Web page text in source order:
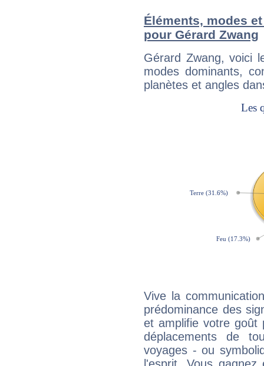
Éléments, modes
pour Gérard Zwang
Gérard Zwang, voici
modes dominants,
planètes et angles
Vive la
prédominance des
et amplifie votre goût
déplacements de
voyages - ou